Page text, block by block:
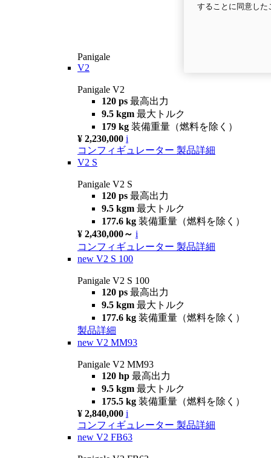
Panigale
V2
Panigale V2
120 ps 最高出力
9.5 kgm 最大トルク
179 kg 装備重量（燃料を除く）
¥ 2,230,000 i
コンフィギュレーター 製品詳細
V2 S
Panigale V2 S
120 ps 最高出力
9.5 kgm 最大トルク
177.6 kg 装備重量（燃料を除く）
¥ 2,430,000～ i
コンフィギュレーター 製品詳細
new V2 S 100
Panigale V2 S 100
120 ps 最高出力
9.5 kgm 最大トルク
177.6 kg 装備重量（燃料を除く）
製品詳細
new V2 MM93
Panigale V2 MM93
120 hp 最高出力
9.5 kgm 最大トルク
175.5 kg 装備重量（燃料を除く）
¥ 2,840,000 i
コンフィギュレーター 製品詳細
new V2 FB63
することに同意し